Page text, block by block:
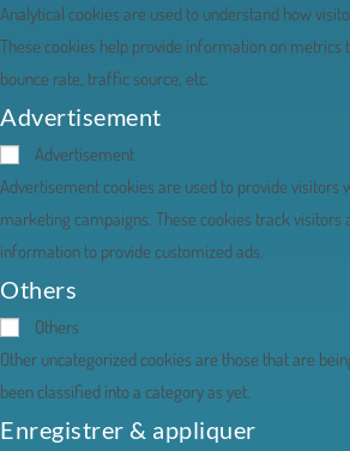
Analytical cookies are used to understand how
These cookies help provide information on metrics
bounce rate, traffic source, etc.
Advertisement
Advertisement
Advertisement cookies are used to provide visitors
marketing campaigns. These cookies track visitors
information to provide customized ads.
Others
Others
Other uncategorized cookies are those that are
been classified into a category as yet.
Enregistrer & appliquer